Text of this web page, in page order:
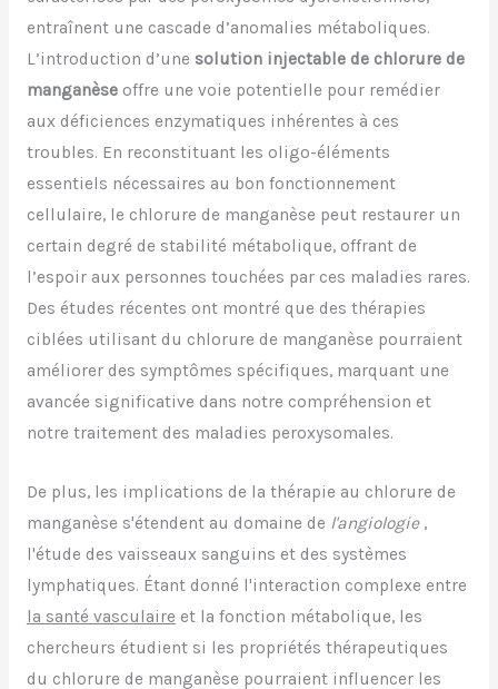
entraînent une cascade d’anomalies métaboliques.
L’introduction d’une solution injectable de chlorure de
manganèseoffre une voie potentielle pour remédier
aux déficiences enzymatiques inhérentes à ces
troubles. En reconstituant les oligo-éléments
essentiels nécessaires au bon fonctionnement
cellulaire, le chlorure de manganèse peut restaurer un
certain degré de stabilité métabolique, offrant de
l’espoir aux personnes touchées par ces maladies rares.
Des études récentes ont montré que des thérapies
ciblées utilisant du chlorure de manganèse pourraient
améliorer des symptômes spécifiques, marquant une
avancée significative dans notre compréhension et
notre traitement des maladies peroxysomales.
De plus, les implications de la thérapie au chlorure de
manganèse s'étendent au domaine de l'angiologie,
l'étude des vaisseaux sanguins et des systèmes
lymphatiques. Étant donné l'interaction complexe entre
la santé vasculaire et la fonction métabolique, les
chercheurs étudient si les propriétés thérapeutiques
du chlorure de manganèse pourraient influencer les